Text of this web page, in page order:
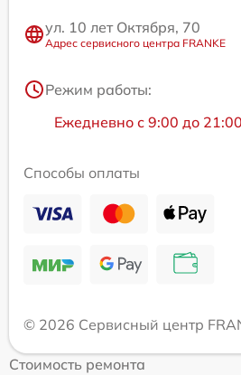
ул. 10 лет Октября, 70
Адрес сервисного центра FRANKE
Режим работы:
Ежедневно с 9:00 до 21:00
Способы оплаты
© 2026 Сервисный центр
Стоимость ремонта